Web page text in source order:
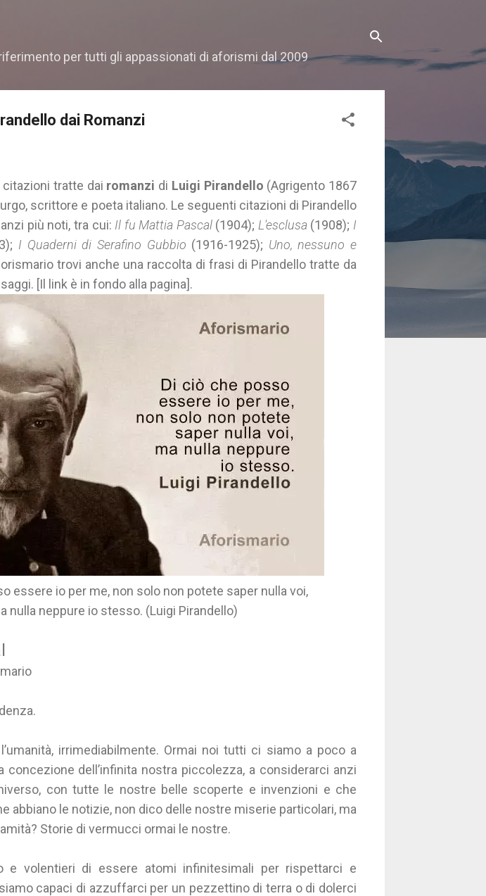
per tutti gli appassionati di aforismi dal 2009
dai Romanzi
tratte dai romanzi di Luigi Pirandello (Agrigento 1867
scrittore e poeta italiano. Le seguenti citazioni di Pirandello
più noti, tra cui: Il fu Mattia Pascal(1904); L'esclusa(1908); I
I Quaderni di Serafino Gubbio (1916-1925); Uno, nessuno e
trovi anche una raccolta di frasi di Pirandello tratte da
[Il link è in fondo alla pagina].
essere io per me, non solo non potete saper nulla voi,
nulla neppure io stesso. (Luigi Pirandello)
irrimediabilmente. Ormai noi tutti ci siamo a poco a
concezione dell’infinita nostra piccolezza, a considerarci anzi
con tutte le nostre belle scoperte e invenzioni e che
abbiano le notizie, non dico delle nostre miserie particolari, ma
Storie di vermucci ormai le nostre.
e volentieri di essere atomi infinitesimali per rispettarci e
capaci di azzuffarci per un pezzettino di terra o di dolerci